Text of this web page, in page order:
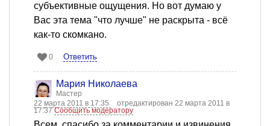
субъективные ощущения. Но вот думаю у
Вас эта тема "что лучше" не раскрыта - всё
как-то скомкано.
0 Ответить
Мария Николаева
Мастер
22 марта 2011 в 17:35
отредактирован 22 марта 2011 в
17:37Сообщить модератору